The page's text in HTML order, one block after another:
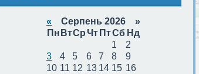
« Серпень 2026 »
Пн ВтСрЧт ПтСб Нд
1
2
3
4 5 6 7 8
9
10 11 12 13 14 15 16